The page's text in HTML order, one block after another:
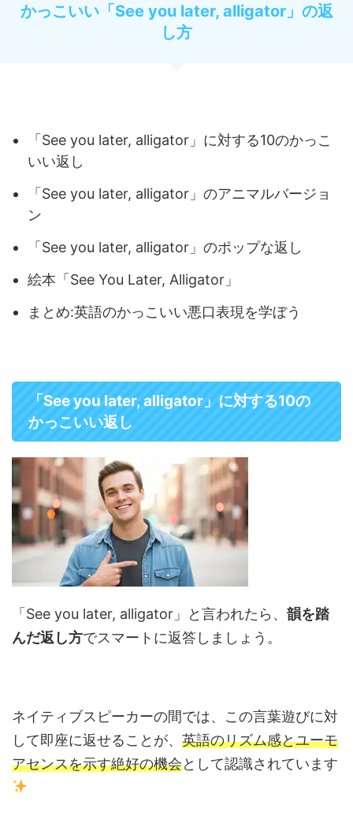
かっこいい「See you later, alligator」の返
し方
「See you later, alligator」に対する10のかっこ
いい返し
「See you later, alligator」のアニマルバージョ
ン
「See you later, alligator」のポップな返し
絵本「See You Later, Alligator」
まとめ:英語のかっこいい悪口表現を学ぼう
「See you later, alligator」に対する10の
かっこいい返し
「See you later, alligator」と言われたら、 韻を踏
んだ返し方でスマートに返答しましょう。
ネイティブスピーカーの間では、この言葉遊びに対
して即座に返せることが、 英語のリズム感とユーモ
アセンスを示す絶好の機会として認識されています